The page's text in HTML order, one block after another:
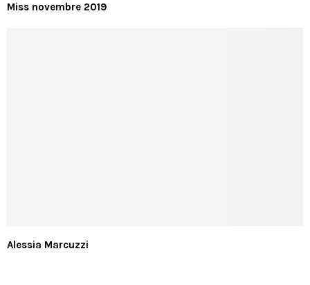
Miss novembre 2019
Alessia Marcuzzi